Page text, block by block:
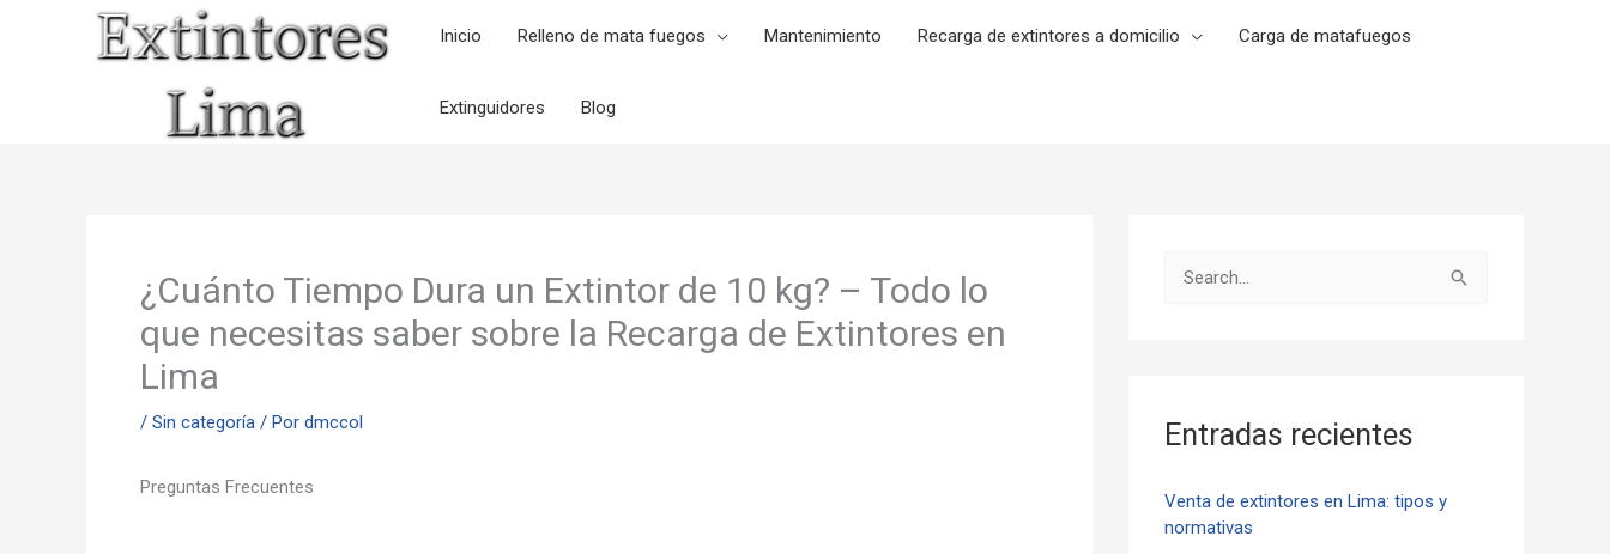
Inicio Relleno de mata fuegos Mantenimiento Recarga de extintores a domicilio Carga de matafuegos
Extinguidores Blog
¿Cuánto Tiempo Dura un Extintor de 10 kg? – Todo lo
que necesitas saber sobre la Recarga de Extintores en
Lima
/ Sin categoría / Por dmccol
Preguntas Frecuentes
a
p
o
Entradas recientes
Venta de extintores en Lima: tipos y
normativas